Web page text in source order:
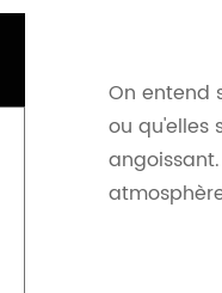
On entend
ou qu'elles